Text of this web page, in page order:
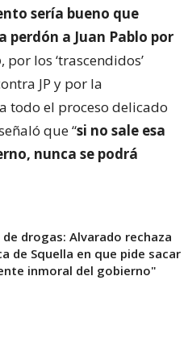
sería bueno que
perdón a Juan Pablo por
, por los ‘trascendidos’
JP y por la
todo el proceso delicado
que “si no sale esa
nunca se podrá
drogas: Alvarado rechaza
de Squella en que pide sacar
inmoral del gobierno"